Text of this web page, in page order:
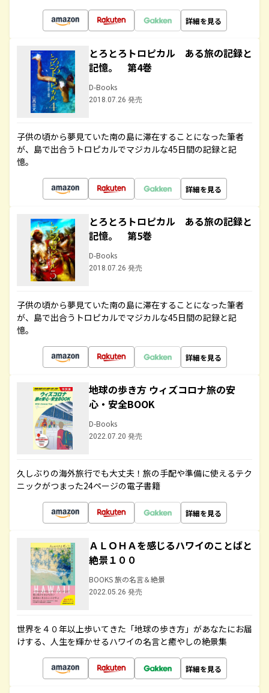
詳細を見る
とろとろトロピカル ある旅の記録と
記憶。 第4巻
D-Books
2018.07.26 発売
子供の頃から夢見ていた南の島に滞在することになった筆者
が、島で出合うトロピカルでマジカルな45日間の記録と記
憶。
詳細を見る
とろとろトロピカル ある旅の記録と
記憶。 第5巻
D-Books
2018.07.26 発売
子供の頃から夢見ていた南の島に滞在することになった筆者
が、島で出合うトロピカルでマジカルな45日間の記録と記
憶。
詳細を見る
地球の歩き方 ウィズコロナ旅の安
心・安全BOOK
D-Books
2022.07.20 発売
久しぶりの海外旅行でも大丈夫！旅の手配や準備に使えるテク
ニックがつまった24ページの電子書籍
詳細を見る
ＡＬＯＨＡを感じるハワイのことばと
絶景１００
BOOKS 旅の名言＆絶景
2022.05.26 発売
世界を４０年以上歩いてきた「地球の歩き方」があなたにお届
けする、人生を輝かせるハワイの名言と癒やしの絶景集
詳細を見る